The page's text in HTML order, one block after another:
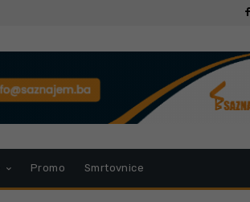
Promo Smrtovnice